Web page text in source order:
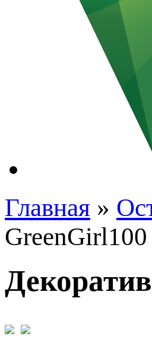
Главная »
GreenGirl100